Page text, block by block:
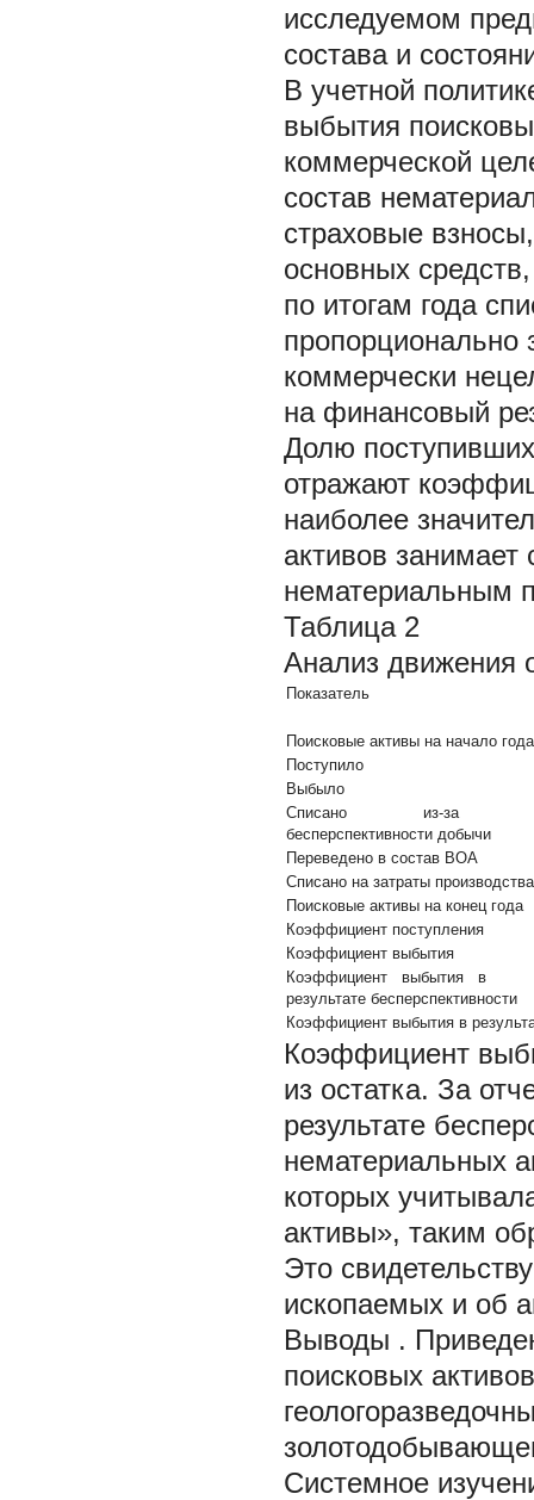
исследуемом
состава и
В учетной
выбытия
коммерческой
состав
страховые
основных
по итогам года
пропорционально
коммерчески
на финансовый
Долю
отражают
наиболее
активов занимает
нематериальным
Таблица 2
Анализ движения
Показатель
Поисковые активы на начало года
Поступило
Выбыло
Списано из-за
бесперспективности добычи
Переведено в состав ВОА
Списано на затраты
Поисковые активы на конец года
Коэффициент поступления
Коэффициент выбытия
Коэффициент выбытия в
результате бесперспективности
Коэффициент выбытия в
Коэффициент
из остатка. За
результате
нематериальных
которых
активы», таким
Это
ископаемых и об
Выводы .
поисковых
Системное